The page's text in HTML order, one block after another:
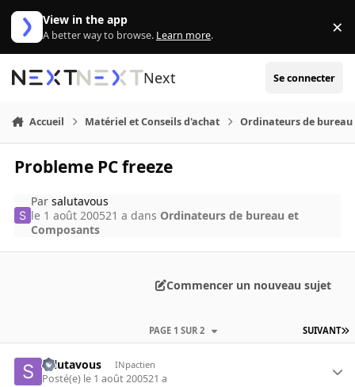
Aller au contenu
View in the app
A better way to browse. Learn more. ×
Next Se connecter
Accueil Matériel et Conseils d'achat Ordinateurs de bureau
Probleme PC freeze
Parsalutavous
le 1 août 200521 a dans Ordinateurs de bureau et
Composants
Commencer un nouveau sujet
SUIVANT
PAGE 1 SUR 2
salutavous INpactien
Posté(e) le 1 août 200521 a